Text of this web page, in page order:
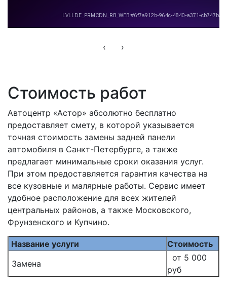
‹ ›
Стоимость работ
Автоцентр «Астор» абсолютно бесплатно
предоставляет смету, в которой указывается
точная стоимость замены задней панели
автомобиля в Санкт-Петербурге, а также
предлагает минимальные сроки оказания услуг.
При этом предоставляется гарантия качества на
все кузовные и малярные работы. Сервис имеет
удобное расположение для всех жителей
центральных районов, а также Московского,
Фрунзенского и Купчино.
Название услуги
Стоимость
Замена
от 5 000
руб